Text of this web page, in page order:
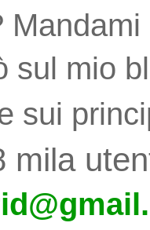
sul mio
sui
mila